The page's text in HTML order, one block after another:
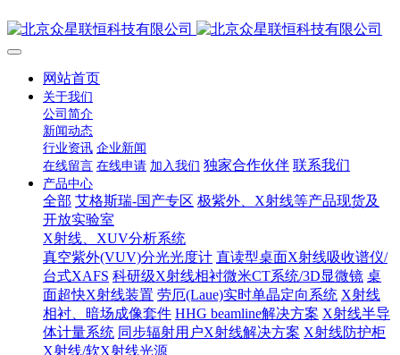
网站首页
关于我们
公司简介
新闻动态
行业资讯 企业新闻
在线留言 在线申请 加入我们 独家合作伙伴 联系我们
产品中心
全部 艾格斯瑞-国产专区 极紫外、X射线等产品现货及
开放实验室
X射线、XUV分析系统
真空紫外(VUV)分光光度计 直读型桌面X射线吸收谱仪/
台式XAFS 科研级X射线相衬微米CT系统/3D显微镜 桌
面超快X射线装置 劳厄(Laue)实时单晶定向系统 X射线
相衬、暗场成像套件 HHG beamline解决方案 X射线半导
体计量系统 同步辐射用户X射线解决方案 X射线防护柜
X射线/软X射线光源